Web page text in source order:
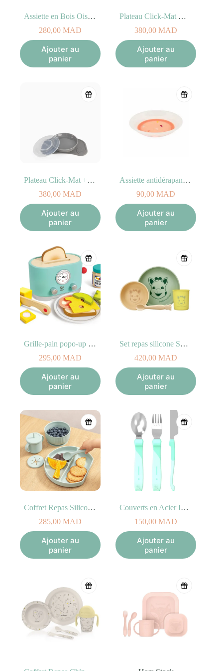
Assiette en Bois Oiseau
280,00 MAD
Ajouter au
panier
Plateau Click-Mat Mini + Assiette Bleu Twistshake
380,00 MAD
Ajouter au
panier
Plateau Click-Mat + Assiette Gris Twistshake
380,00 MAD
Ajouter au
panier
Assiette antidérapante pour bébé Peach
90,00 MAD
Ajouter au
panier
Grille-pain popo-up « Ding »
295,00 MAD
Ajouter au
panier
Set repas silicone Sophie la girafe
420,00 MAD
Ajouter au
panier
Coffret Repas Silicone 7Pièces
285,00 MAD
Ajouter au
panier
Couverts en Acier Inoxydable – Vert 12M+
150,00 MAD
Ajouter au
panier